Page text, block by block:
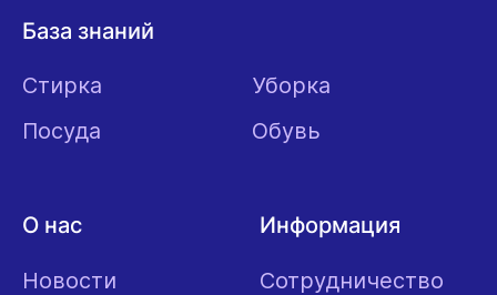
База знаний
Стирка
Посуда
Уборка
Обувь
О нас
Новости
Информация
Сотрудничество